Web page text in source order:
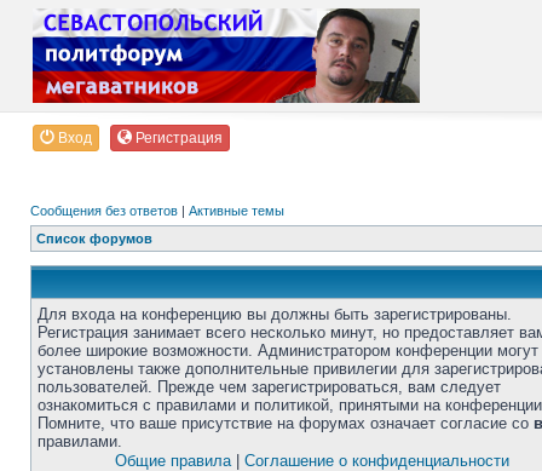
Вход Регистрация
Сообщения без ответов | Активные темы
Список форумов
Для входа на конференцию вы должны быть зарегистрированы.
Регистрация занимает всего несколько минут, но предоставляет
более широкие возможности. Администратором конференции
установлены также дополнительные привилегии для
пользователей. Прежде чем зарегистрироваться, вам следует
ознакомиться с правилами и политикой, принятыми на
Помните, что ваше присутствие на форумах означает согласие со
правилами.
Общие правила| Соглашение о конфиденциальности